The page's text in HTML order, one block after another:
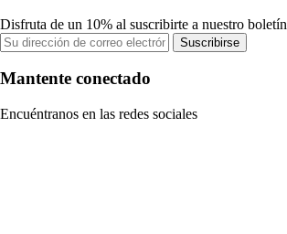
Disfruta de un 10% al suscribirte a nuestro boletín
Suscribirse
Mantente conectado
Encuéntranos en las redes sociales